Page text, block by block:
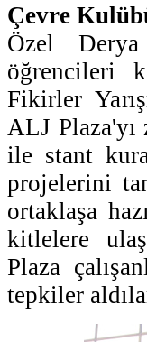
Çevre
Özel
öğrencileri
Fikirler
ALJ Plaza'yı
ile stant
projelerini
ortaklaşa
kitlelere
Plaza
tepkiler